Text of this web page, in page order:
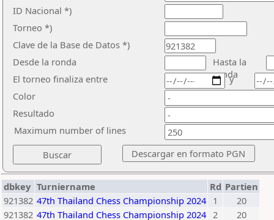
ID Nacional *)
Torneo *)
Clave de la Base de Datos *)
Desde la ronda
Hasta la
ronda
El torneo finaliza entre
Color
Resultado
y
Maximum number of lines
dbkey Turniername Rd Partien
921382 47th Thailand Chess Championship 2024 1
20
921382 47th Thailand Chess Championship 2024 2
20